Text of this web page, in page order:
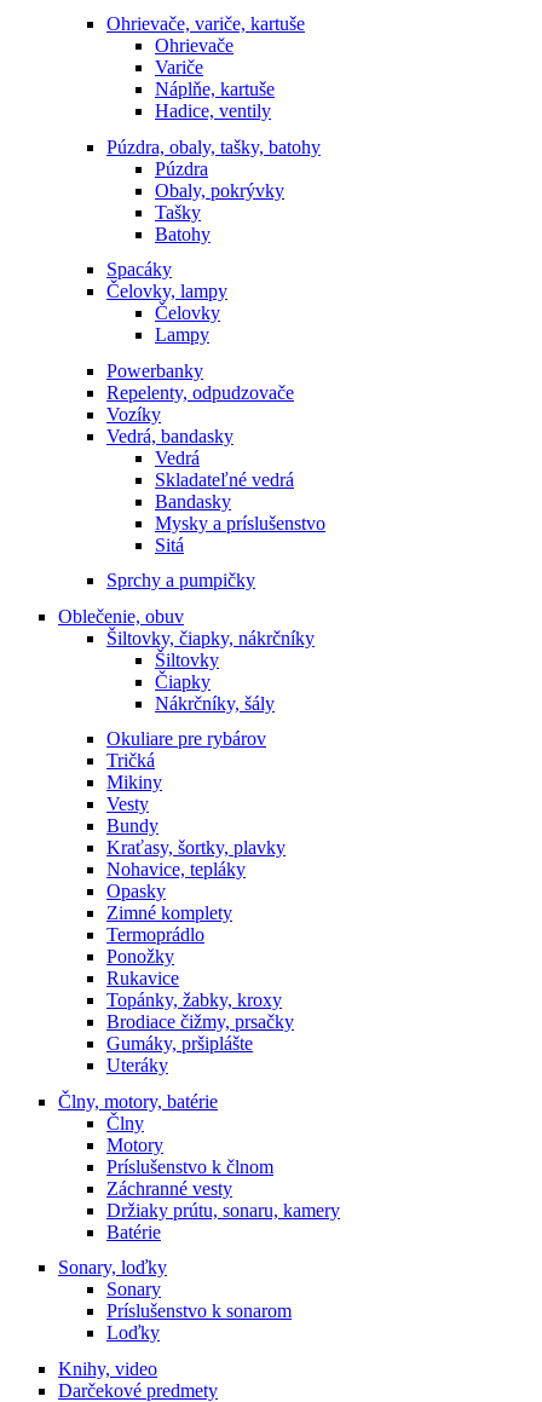
Ohrievače, variče, kartuše
Ohrievače
Variče
Náplňe, kartuše
Hadice, ventily
Púzdra, obaly, tašky, batohy
Púzdra
Obaly, pokrývky
Tašky
Batohy
Spacáky
Čelovky, lampy
Čelovky
Lampy
Powerbanky
Repelenty, odpudzovače
Vozíky
Vedrá, bandasky
Vedrá
Skladateľné vedrá
Bandasky
Mysky a príslušenstvo
Sitá
Sprchy a pumpičky
Oblečenie, obuv
Šiltovky, čiapky, nákrčníky
Šiltovky
Čiapky
Nákrčníky, šály
Okuliare pre rybárov
Tričká
Mikiny
Vesty
Bundy
Kraťasy, šortky, plavky
Nohavice, tepláky
Opasky
Zimné komplety
Termoprádlo
Ponožky
Rukavice
Topánky, žabky, kroxy
Brodiace čižmy, prsačky
Gumáky, pršiplášte
Uteráky
Člny, motory, batérie
Člny
Motory
Príslušenstvo k člnom
Záchranné vesty
Držiaky prútu, sonaru, kamery
Batérie
Sonary, loďky
Sonary
Príslušenstvo k sonarom
Loďky
Knihy, video
Darčekové predmety